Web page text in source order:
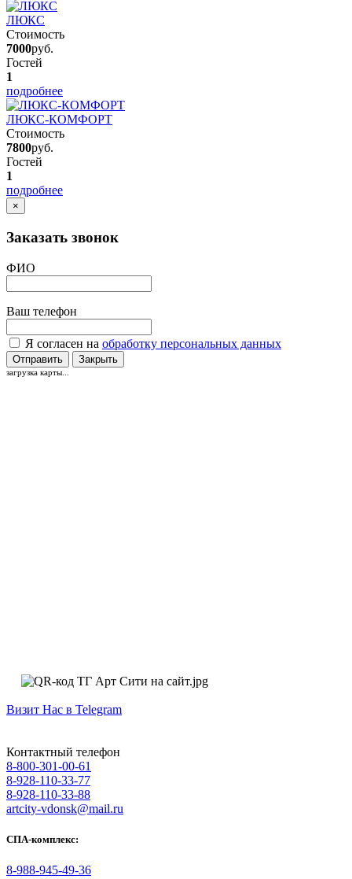
ЛЮКС
Стоимость
7000руб.
Гостей
1
подробнее
ЛЮКС-КОМФОРТ
Стоимость
7800руб.
Гостей
1
подробнее
×
Заказать звонок
ФИО
Ваш телефон
Я согласен на обработку персональных данных
Отправить Закрыть
загрузка карты...
Визит Нас в Telegram
Контактный телефон
8-800-301-00-61
8-928-110-33-77
8-928-110-33-88
artcity-vdonsk@mail.ru
СПА-комплекс:
8-988-945-49-36